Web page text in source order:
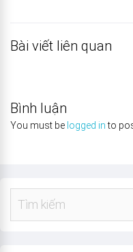
Bài viết liên quan
Bình luận
You must be logged into